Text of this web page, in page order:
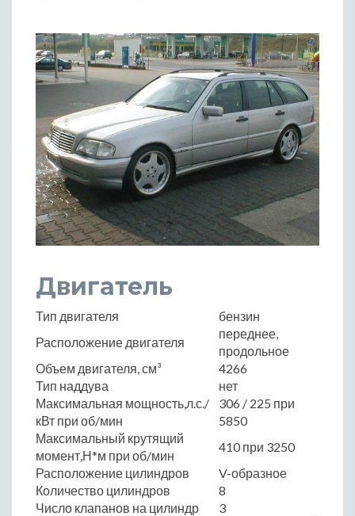
Двигатель
Тип двигателя
бензин
Расположение двигателя
переднее,
продольное
Объем двигателя, см³
4266
Тип наддува
нет
Максимальная мощность,л.с./
кВт при об/мин
306 / 225 при
5850
Максимальный крутящий
момент,Н*м при об/мин
410 при 3250
Расположение цилиндров
V-образное
Количество цилиндров
8
Число клапанов на цилиндр
3